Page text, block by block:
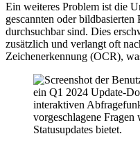
Ein weiteres Problem ist die
gescannten oder
durchsuchbar sind. Dies
zusätzlich und verlangt oft
Zeichenerkennung (OCR),